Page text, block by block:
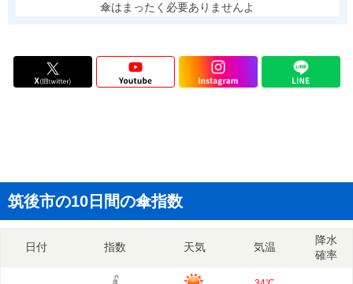
傘はまったく必要ありませんよ
筑後市の10日間の傘指数
日付 指数 天気 気温
降水
確率